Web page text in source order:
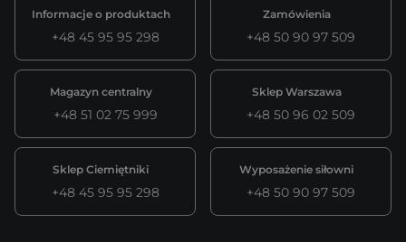
Informacje o produktach
+48 45 95 95 298
Zamówienia
+48 50 90 97 509
Magazyn centralny
+48 51 02 75 999
Sklep Warszawa
+48 50 96 02 509
Sklep Ciemiętniki
+48 45 95 95 298
Wyposażenie siłowni
+48 50 90 97 509